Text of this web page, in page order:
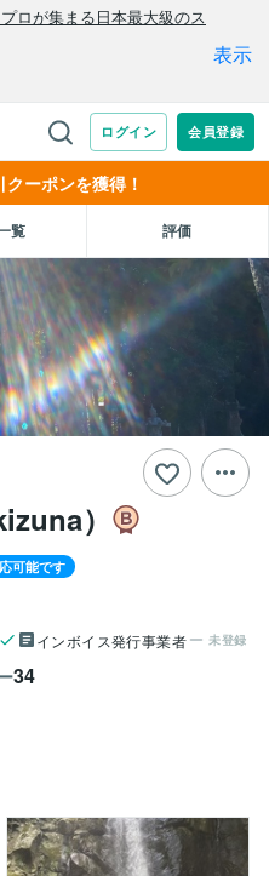
ーポンを獲得！
覧 評価
）
可能です
インボイス発行事業者 未登録
34